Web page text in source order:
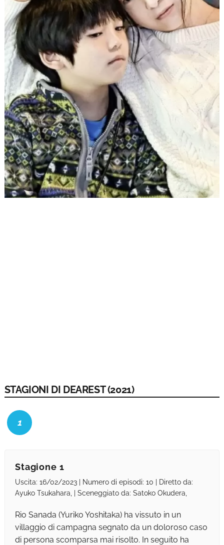
STAGIONI DI DEAREST (2021)
1
Stagione 1
Uscita: 16/02/2023 | Numero di episodi: 10 | Diretto da:
Ayuko Tsukahara, | Sceneggiato da: Satoko Okudera,
Rio Sanada (Yuriko Yoshitaka) ha vissuto in un
villaggio di campagna segnato da un doloroso caso
di persona scomparsa mai risolto. In seguito ha